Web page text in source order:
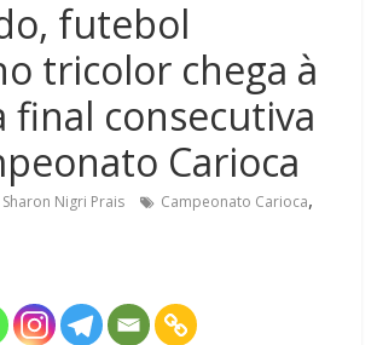
futebol
tricolor chega à
final consecutiva
Carioca
Sharon Nigri Prais Campeonato Carioca,